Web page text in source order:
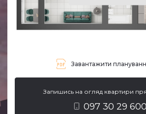
Завантажити
Запишись на огляд квартири
097 30 29 600